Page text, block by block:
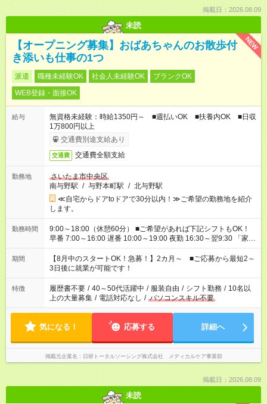
掲載日：2026.08.09
未読
NEW
【オープニング募集】おばあちゃんのお散歩付
き添いも仕事の1つ
派遣 職種未経験OK 社会人未経験OK
ブランクOK
WEB登録・面接OK
給与
無資格未経験：時給1350円～ ■週払いOK ■扶養内OK ■日収
1万800円以上
交通費別途支給あり
交通費 交通費全額支給
勤務地
さいたま市中央区
南与野駅 / 与野本町駅 / 北与野駅
≪自宅からドアtoドアで30分以内！≫ご希望の勤務地を紹介
します。
勤務時間
9:00～18:00（休憩60分） ■ご希望があれば下記シフトもOK！
早番 7:00～16:00 遅番 10:00～19:00 夜勤 16:30～翌9:30 「家族
と休みを合わせたい」 「余裕を持って夕飯の準備がしたい」
「できれば残業はしたくない」 など、ご希望を教えてください
ね。 ※Wワーク希望の方へ 今ご覧のお仕事で希望する勤務時間
と、もう1つのお仕事の勤務時間。 合計で週40時間を超える場
合は応募できません。
期間
【8月中のスタートOK！急募！】2カ月～ ■ご応募から最短2～
3日後に就業が可能です！
特徴 履歴書不要 / 40～50代活躍中 / 服装自由 / シフト勤務 / 10名以
上の大量募集 / 電話対応なし / パソコンスキル不要
気になる！ 応募する 詳細へ
掲載元企業名 日研トータルソーシング株式会社 メディカルケア事業部
掲載日：2026.08.09
未読